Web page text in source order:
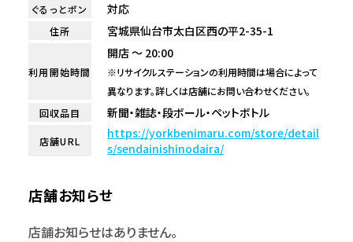
ぐるっとポン 対応
住所 宮城県仙台市太白区西の平2-35-1
利用開始時間
開店 ～ 20:00
※リサイクルステーションの利用時間は場合によって
異なります。詳しくは店舗にお問い合わせください。
回収品目
新聞・雑誌・段ボール・ペットボトル
店舗URL
https://yorkbenimaru.com/store/detail
s/sendainishinodaira/
店舗お知らせ
店舗お知らせはありません。